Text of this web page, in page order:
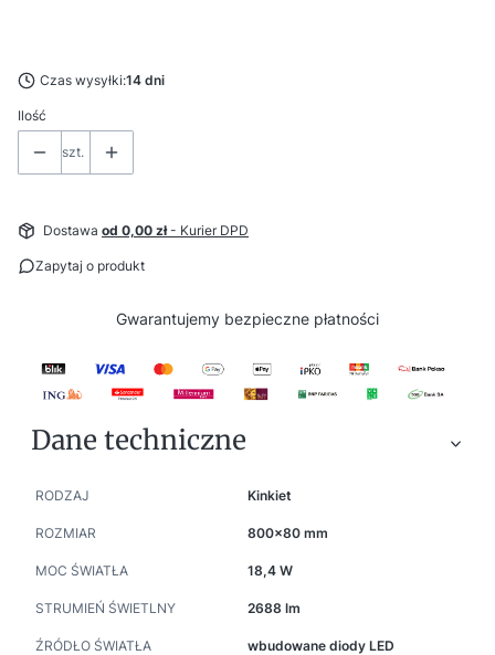
Czas wysyłki:14 dni
Ilość
szt.
Dostawa od 0,00 zł- Kurier DPD
Zapytaj o produkt
Gwarantujemy bezpieczne płatności
Dane techniczne
RODZAJ Kinkiet
ROZMIAR 800x80 mm
MOC ŚWIATŁA 18,4 W
STRUMIEŃ ŚWIETLNY 2688 lm
ŹRÓDŁO ŚWIATŁA wbudowane diody LED